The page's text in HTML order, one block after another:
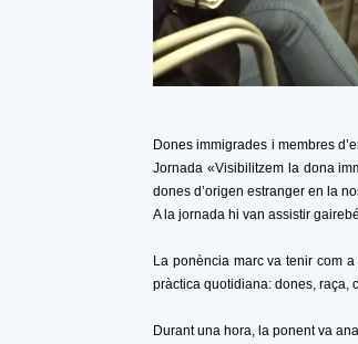
Dones immigrades i membres
Jornada «Visibilitzem la dona
dones d’origen estranger en la
A la jornada hi van assistir
La ponència marc va tenir com
pràctica quotidiana: dones, raça,
Durant una hora, la ponent va